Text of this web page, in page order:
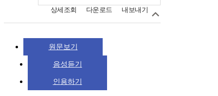
상세조회 다운로드 내보내기
원문보기
음성듣기
인용하기